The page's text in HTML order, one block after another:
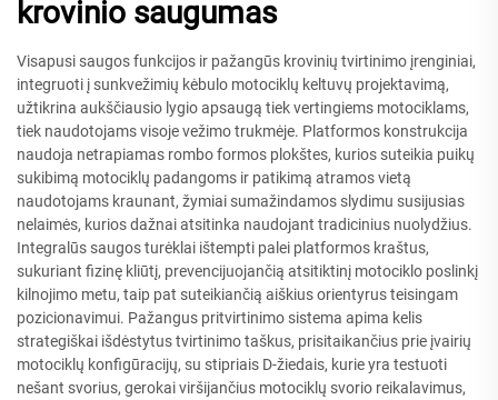
krovinio saugumas
Visapusi saugos funkcijos ir pažangūs krovinių tvirtinimo įrenginiai,
integruoti į sunkvežimių kėbulo motociklų keltuvų projektavimą,
užtikrina aukščiausio lygio apsaugą tiek vertingiems motociklams,
tiek naudotojams visoje vežimo trukmėje. Platformos konstrukcija
naudoja netrapiamas rombo formos plokštes, kurios suteikia puikų
sukibimą motociklų padangoms ir patikimą atramos vietą
naudotojams kraunant, žymiai sumažindamos slydimu susijusias
nelaimės, kurios dažnai atsitinka naudojant tradicinius nuolydžius.
Integralūs saugos turėklai ištempti palei platformos kraštus,
sukuriant fizinę kliūtį, prevencijuojančią atsitiktinį motociklo poslinkį
kilnojimo metu, taip pat suteikiančią aiškius orientyrus teisingam
pozicionavimui. Pažangus pritvirtinimo sistema apima kelis
strategiškai išdėstytus tvirtinimo taškus, prisitaikančius prie įvairių
motociklų konfigūracijų, su stipriais D-žiedais, kurie yra testuoti
nešant svorius, gerokai viršijančius motociklų svorio reikalavimus,